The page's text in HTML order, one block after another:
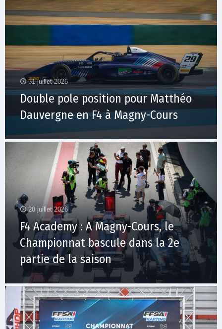
31 juillet 2026
Double pole position pour Matthéo
Dauvergne en F4 à Magny-Cours
28 juillet 2026
F4 Academy : A Magny-Cours, le
Championnat bascule dans la 2e
partie de la saison